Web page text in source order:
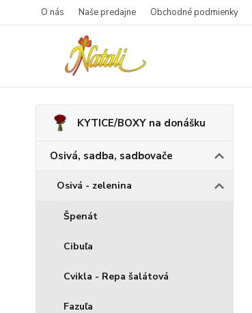
O nás Naše predajne Obchodné podmienky
KYTICE/BOXY na donášku
Osivá, sadba, sadbovače
Osivá - zelenina
Špenát
Cibuľa
Cvikla - Repa šalátová
Fazuľa